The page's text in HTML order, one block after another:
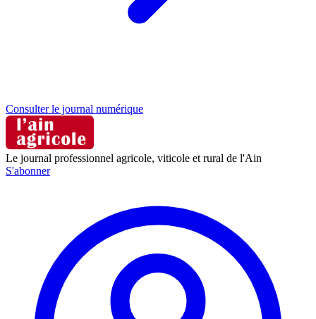
Consulter le journal numérique
Le journal professionnel agricole, viticole et rural de l'Ain
S'abonner